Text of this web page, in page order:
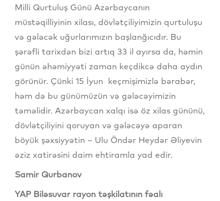
Milli Qurtuluş Günü Azərbaycanın
müstəqilliyinin xilası, dövlətçiliyimizin qurtuluşu
və gələcək uğurlarımızın başlanğıcıdır. Bu
şərəfli tarixdən bizi artıq 33 il ayırsa da, həmin
günün əhəmiyyəti zaman keçdikcə daha aydın
görünür. Çünki 15 İyun keçmişimizlə bərabər,
həm də bu günümüzün və gələcəyimizin
təməlidir. Azərbaycan xalqı isə öz xilas gününü,
dövlətçiliyini qoruyan və gələcəyə aparan
böyük şəxsiyyətin – Ulu Öndər Heydər Əliyevin
əziz xatirəsini daim ehtiramla yad edir.
Samir Qurbanov
YAP Biləsuvar rayon təşkilatının fəalı